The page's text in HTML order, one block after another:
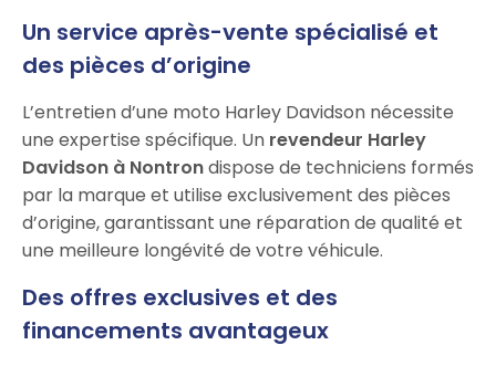
Un service après-vente spécialisé et
des pièces d’origine
L’entretien d’une moto Harley Davidson nécessite
une expertise spécifique. Un revendeur Harley
Davidson à Nontrondispose de techniciens formés
par la marque et utilise exclusivement des pièces
d’origine, garantissant une réparation de qualité et
une meilleure longévité de votre véhicule.
Des offres exclusives et des
financements avantageux